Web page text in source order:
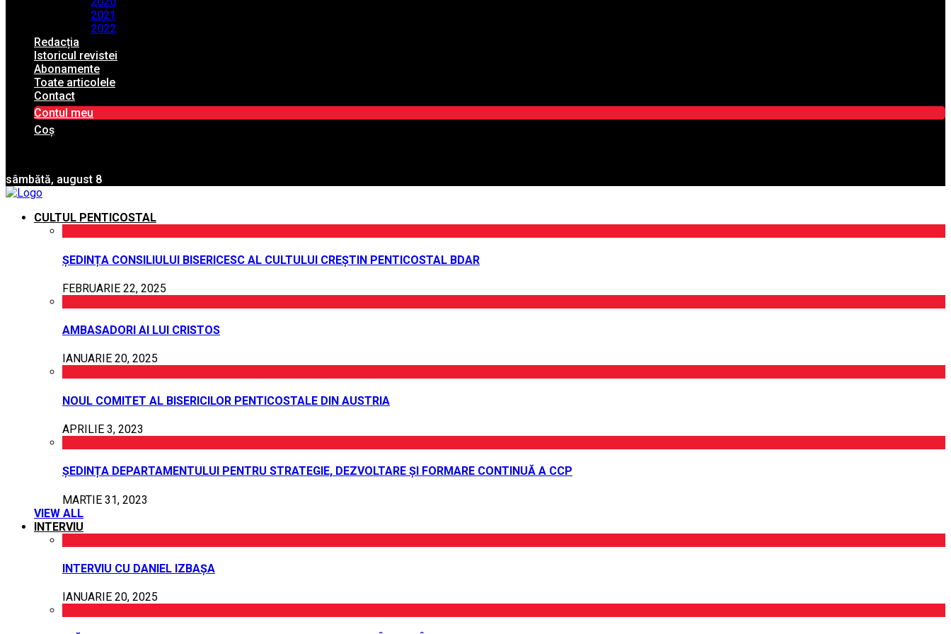
2021
2022
Redacția
Istoricul revistei
Abonamente
Toate articolele
Contact
Contul meu
Coș
sâmbătă, august 8
CULTUL PENTICOSTAL
ȘEDINȚA CONSILIULUI BISERICESC AL CULTULUI CREȘTIN PENTICOSTAL BDAR
FEBRUARIE 22, 2025
AMBASADORI AI LUI CRISTOS
IANUARIE 20, 2025
NOUL COMITET AL BISERICILOR PENTICOSTALE DIN AUSTRIA
APRILIE 3, 2023
ȘEDINȚA DEPARTAMENTULUI PENTRU STRATEGIE, DEZVOLTARE ȘI FORMARE CONTINUĂ A CCP
MARTIE 31, 2023
VIEW ALL
INTERVIU
INTERVIU CU DANIEL IZBAȘA
IANUARIE 20, 2025